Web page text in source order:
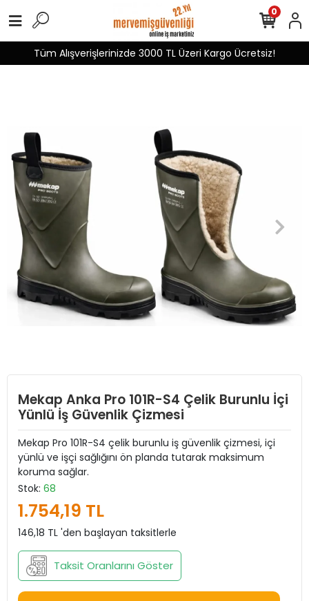
Tüm Alışverişlerinizde 3000 TL Üzeri Kargo Ücretsiz!
0
Mekap Anka Pro 101R-S4 Çelik Burunlu İçi
Yünlü İş Güvenlik Çizmesi
Mekap Pro 101R-S4 çelik burunlu iş güvenlik çizmesi, içi
yünlü ve işçi sağlığını ön planda tutarak maksimum
koruma sağlar.
Stok: 68
1.754,19 TL
146,18 TL 'den başlayan taksitlerle
Taksit Oranlarını Göster